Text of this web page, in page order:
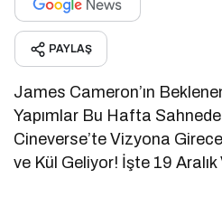
PAYLAŞ
James Cameron’ın
Yapımlar Bu Hafta
Cineverse’te Vizyona
ve Kül Geliyor! İşte 19